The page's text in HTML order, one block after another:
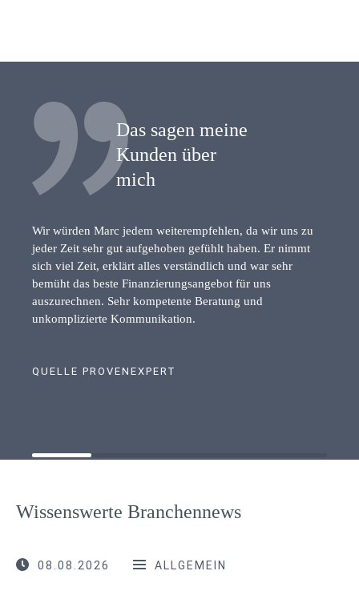
Das sagen meine
Kunden über
mich
Wir würden Marc jedem weiterempfehlen, da wir uns zu
jeder Zeit sehr gut aufgehoben gefühlt haben. Er nimmt
sich viel Zeit, erklärt alles verständlich und war sehr
bemüht das beste Finanzierungsangebot für uns
auszurechnen. Sehr kompetente Beratung und
unkomplizierte Kommunikation.
QUELLE PROVENEXPERT
Wissenswerte Branchennews
08.08.2026 ALLGEMEIN